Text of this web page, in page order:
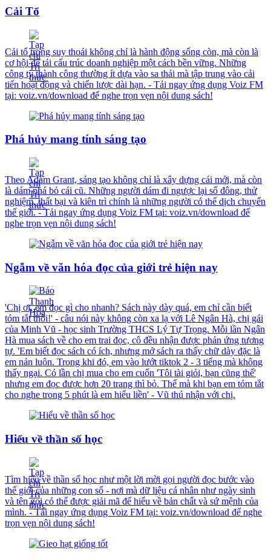
Cải Tổ
Cải tổ trong suy thoái không chỉ là hành động sống còn, mà còn là
cơ hội để tái cấu trúc doanh nghiệp một cách bền vững. Những
công ty thành công thường ít dựa vào sa thải mà tập trung vào cải
tiến hoạt động và chiến lược dài hạn. - Tải ngay ứng dụng Voiz FM
tại: voiz.vn/download để nghe trọn vẹn nội dung sách!
Phá hủy mang tính sáng tạo
Theo Adam Grant, sáng tạo không chỉ là xây dựng cái mới, mà còn
là dám phá bỏ cái cũ. Những người dám đi ngược lại số đông, thử
nghiệm, thất bại và kiên trì chính là những người có thể dịch chuyển
thế giới. - Tải ngay ứng dụng Voiz FM tại: voiz.vn/download để
nghe trọn vẹn nội dung sách!
Ngẫm về văn hóa đọc của giới trẻ hiện nay
'Chị ơi, em đọc gì cho nhanh? Sách này dày quá, em chỉ cần biết
tóm tắt thôi!' - câu nói này không còn xa lạ với Lê Ngân Hà, chị gái
của Minh Vũ - học sinh Trường THCS Lý Tự Trọng. Mỗi lần Ngân
Hà mua sách về cho em trai đọc, cô đều nhận được phản ứng tương
tự. 'Em biết đọc sách có ích, nhưng mở sách ra thấy chữ dày đặc là
em nản luôn. Trong khi đó, em vào lướt tiktok 2 - 3 tiếng mà không
thấy ngại. Có lần chị mua cho em cuốn 'Tôi tài giỏi, bạn cũng thế'
nhưng em đọc được hơn 20 trang thì bỏ. Thế mà khi bạn em tóm tắt
cho nghe trong 5 phút là em hiểu liền' - Vũ thú nhận với chị.
Hiểu về thần số học
Tìm hiểu về thần số học như một lời mời gọi người đọc bước vào
thế giới của những con số - nơi mà dữ liệu cá nhân như ngày sinh
và tên gọi có thể được giải mã để hiểu về bản chất và sứ mệnh của
mình. - Tải ngay ứng dụng Voiz FM tại: voiz.vn/download để nghe
trọn vẹn nội dung sách!